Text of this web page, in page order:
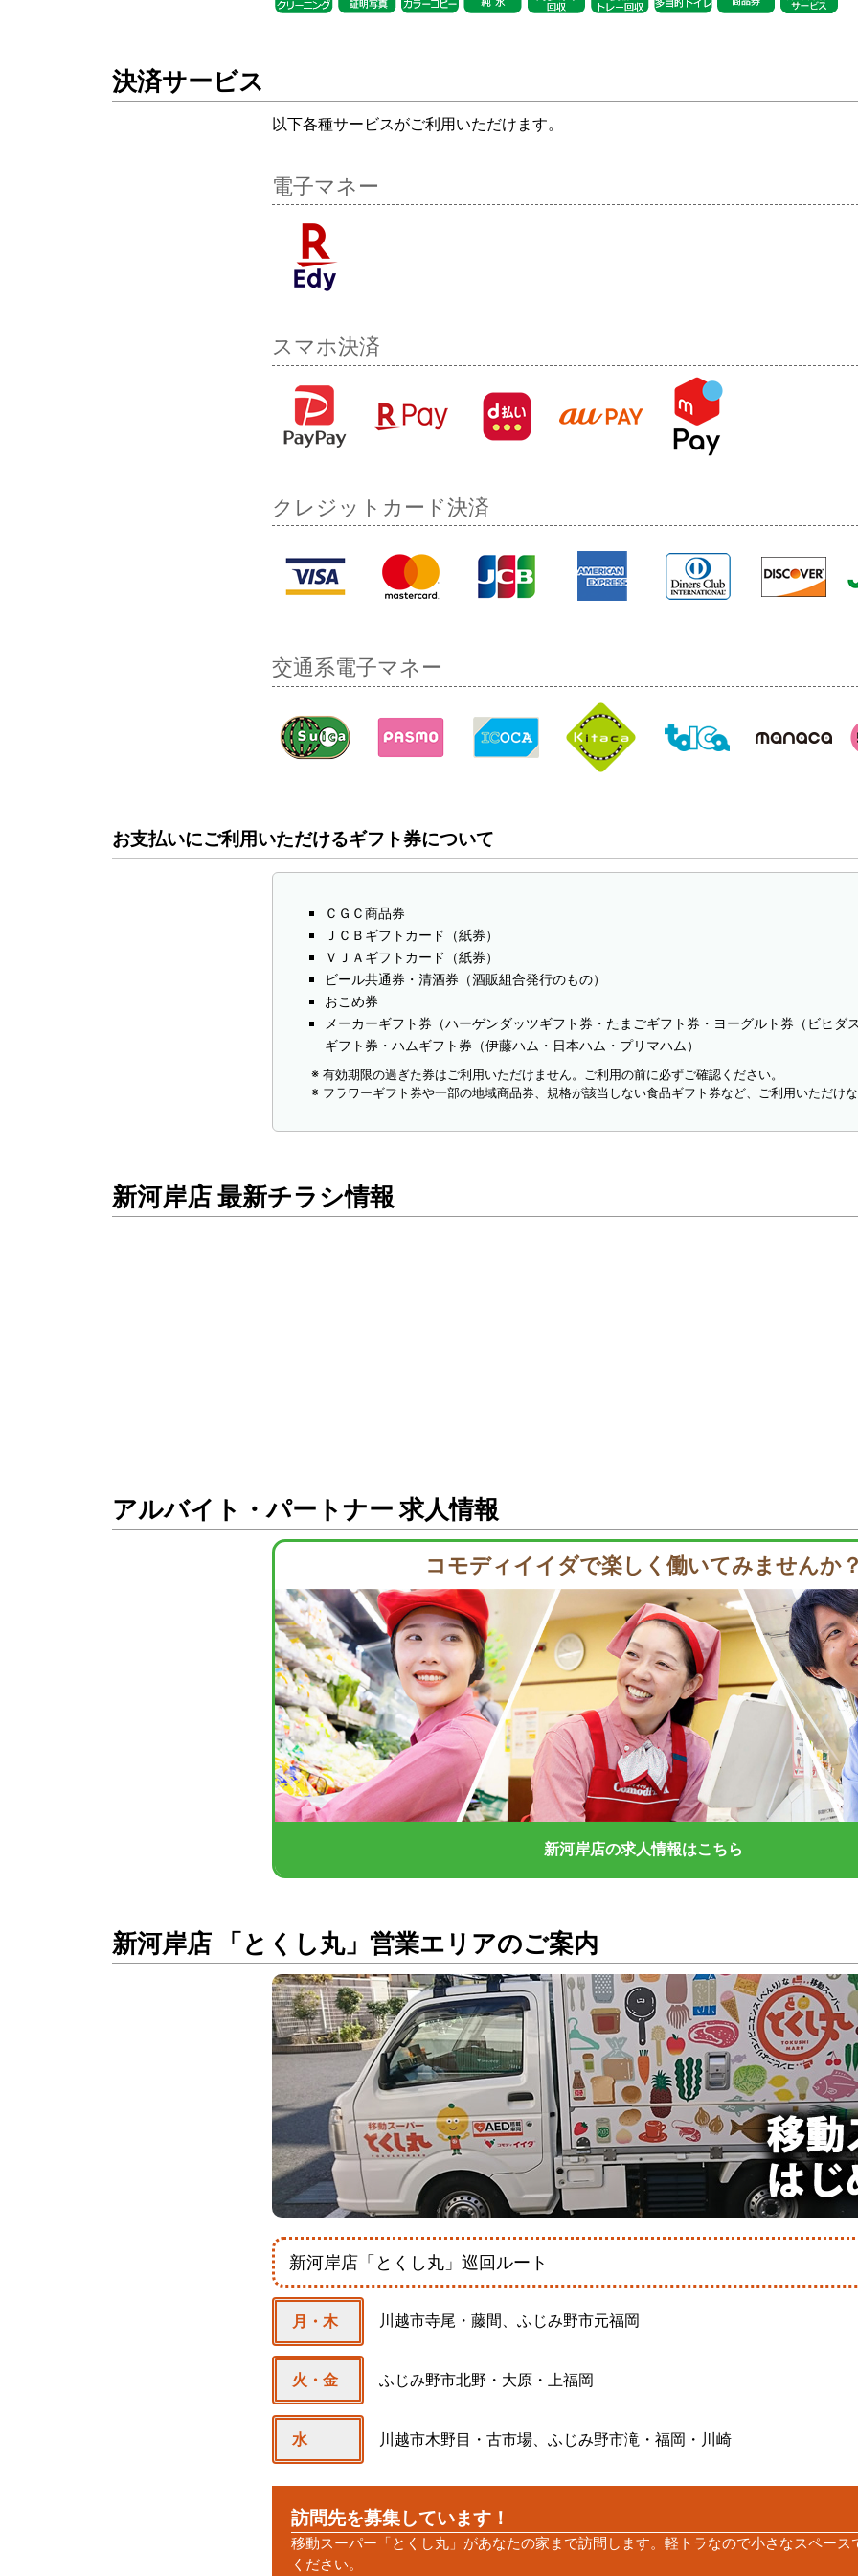
決済サービス
以下各種サービスがご利用いただけます。
電子マネー
スマホ決済
クレジットカード決済
交通系電子マネー
お支払いにご利用いただけるギフト券について
ＣＧＣ商品券
ＪＣＢギフトカード（紙券）
ＶＪＡギフトカード（紙券）
ビール共通券・清酒券（酒販組合発行のもの）
おこめ券
メーカーギフト券（ハーゲンダッツギフト券・たまごギフト券・ヨーグルト券（ビヒ
ギフト券・ハムギフト券（伊藤ハム・日本ハム・プリマハム）
有効期限の過ぎた券はご利用いただけません。ご利用の前に必ずご確認ください。
フラワーギフト券や一部の地域商品券、規格が該当しない食品ギフト券など、ご利用いただけ
新河岸店 最新チラシ情報
アルバイト・パートナー 求人情報
コモディイイダで楽しく 働いてみませんか
新河岸店の求人情報はこちら
新河岸店 「とくし丸」営業エリアのご案内
新河岸店「とくし丸」巡回ルート
月・木 川越市寺尾・藤間、ふじみ野市元福岡
火・金 ふじみ野市北野・大原・上福岡
水 川越市木野目・古市場、ふじみ野市滝・福岡・川崎
訪問先を募集しています！
移動スーパー「とくし丸」があなたの家まで訪問します。軽トラなので小さなスペー
ください。